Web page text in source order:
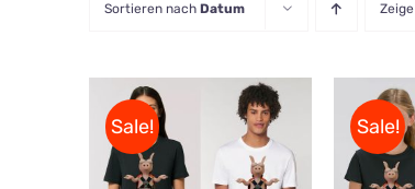
Sortieren nach Datum Zeige
Sale! Sale!